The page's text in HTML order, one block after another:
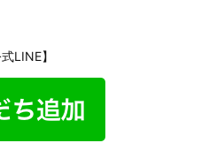
LINE】